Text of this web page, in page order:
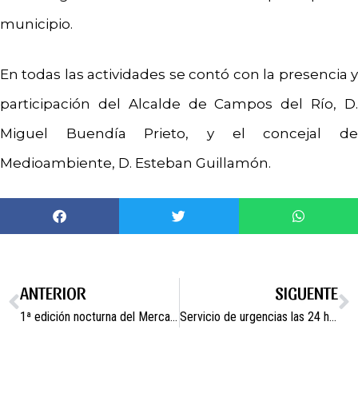
municipio.
En todas las actividades se contó con la presencia y
participación del Alcalde de Campos del Río, D.
Miguel Buendía Prieto, y el concejal de
Medioambiente, D. Esteban Guillamón.
ANTERIOR
1ª edición nocturna del Mercadillo “Maravedí” a ritmo de batukada.
SIGUENTE
Servicio de urgencias las 24 horas durante las Fiestas Patronales.